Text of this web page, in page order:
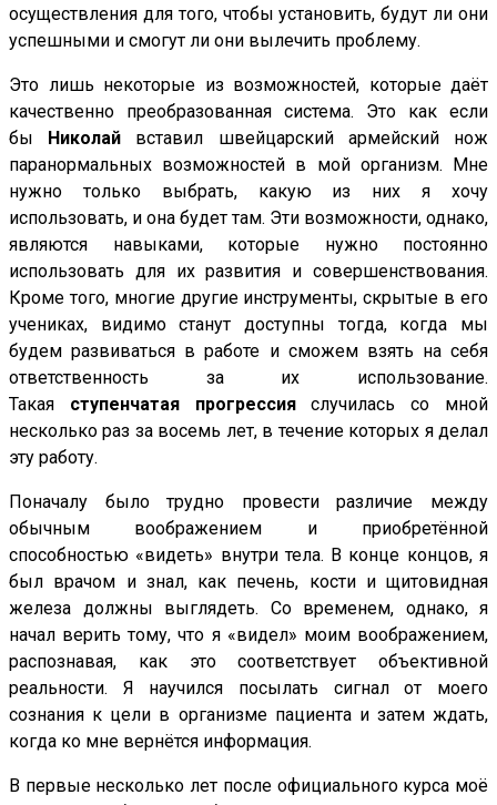
осуществления для того, чтобы установить, будут ли они
успешными и смогут ли они вылечить проблему.
Это лишь некоторые из возможностей, которые даёт
качественно преобразованная система. Это как если
бы
Николай вставил швейцарский армейский нож
паранормальных возможностей в мой организм. Мне
нужно только выбрать, какую из них я хочу
использовать, и она будет там. Эти возможности, однако,
являются навыками, которые нужно постоянно
использовать для их развития и совершенствования.
Кроме того, многие другие инструменты, скрытые в его
учениках, видимо станут доступны тогда, когда мы
будем развиваться в работе и сможем взять на себя
ответственность за их использование.
Такая ступенчатая прогрессияслучилась со мной
несколько раз за восемь лет, в течение которых я делал
эту работу.
Поначалу было трудно провести различие между
обычным воображением и приобретённой
способностью «видеть» внутри тела. В конце концов, я
был врачом и знал, как печень, кости и щитовидная
железа должны выглядеть. Со временем, однако, я
начал верить тому, что я «видел» моим воображением,
распознавая, как это соответствует объективной
реальности. Я научился посылать сигнал от моего
сознания к цели в организме пациента и затем ждать,
когда ко мне вернётся информация.
В первые несколько лет после официального курса моё